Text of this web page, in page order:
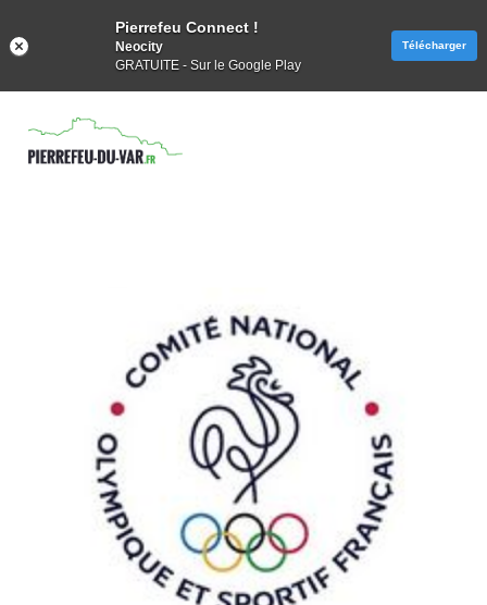
Pierrefeu Connect !
Neocity
GRATUITE - Sur le Google Play
Télécharger